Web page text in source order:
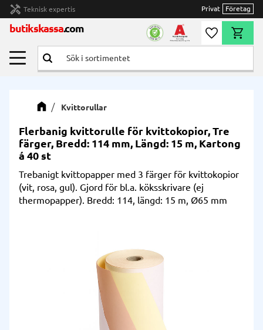
Meny
handyman Teknisk expertis Privat Företag
butikskassa.com Önskelista
Kvittorullar
Flerbanig kvittorulle för kvittokopior, Tre
färger, Bredd: 114 mm, Längd: 15 m, Kartong
á 40 st
Trebanigt kvittopapper med 3 färger för kvittokopior
(vit, rosa, gul). Gjord för bl.a. köksskrivare (ej
thermopapper). Bredd: 114, längd: 15 m, Ø65 mm